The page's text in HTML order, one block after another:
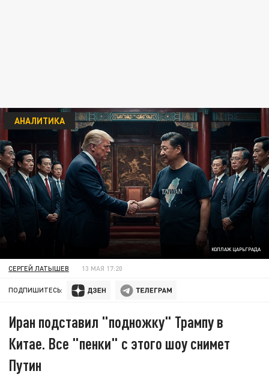
КОЛЛАЖ ЦАРЬГРАДА
АНАЛИТИКА
СЕРГЕЙ ЛАТЫШЕВ 13 МАЯ 17:20
ПОДПИШИТЕСЬ:
Иран подставил "подножку" Трампу в
Китае. Все "пенки" с этого шоу снимет
Путин